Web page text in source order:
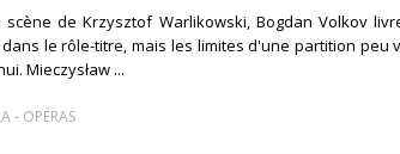
de Krzysztof Warlikowski, Bogdan Volkov
le rôle-titre, mais les limites d'une partition peu
Mieczysław ...
- OPÉRAS